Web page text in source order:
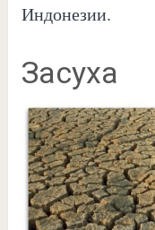
Индонезии.
Засуха